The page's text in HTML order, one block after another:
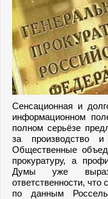
Сенсационная и
информационном
полном серьёзе
за производство
Общественные
прокуратуру, а
Думы уже
ответственности,
по данным